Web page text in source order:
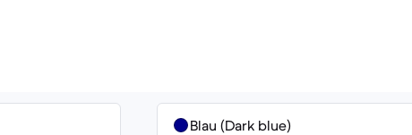
Blau (Dark blue)